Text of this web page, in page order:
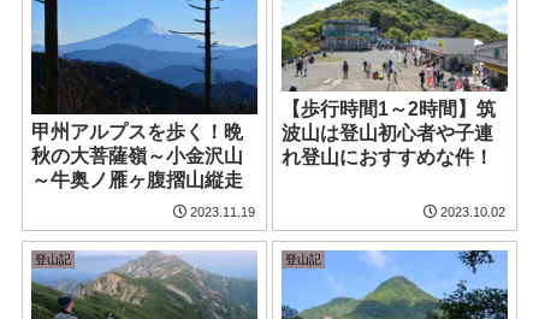
甲州アルプスを歩く！晩
秋の大菩薩嶺～小金沢山
～牛奥ノ雁ヶ腹摺山縦走
2023.11.19
【歩行時間1～2時間】筑
波山は登山初心者や子連
れ登山におすすめな件！
2023.10.02
登山記 登山記